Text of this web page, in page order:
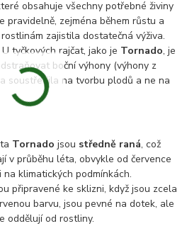
obsahuje všechny potřebné živiny
pravidelně, zejména během růstu a
zajistila dostatečná výživa.
U tyčkových rajčat, jako je Tornado, je
boční výhony (výhony z
soustředila na tvorbu plodů a ne na
Tornado jsou středně raná, což
v průběhu léta, obvykle od července
klimatických podmínkách.
připravené ke sklizni, když jsou zcela
barvu, jsou pevné na dotek, ale
oddělují od rostliny.